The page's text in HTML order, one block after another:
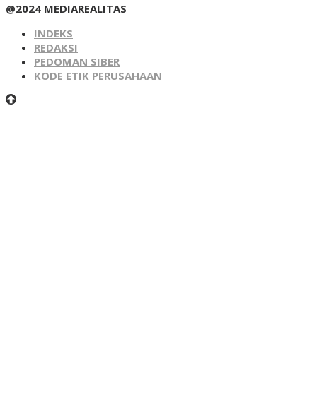
@2024 MEDIAREALITAS
INDEKS
REDAKSI
PEDOMAN SIBER
KODE ETIK PERUSAHAAN